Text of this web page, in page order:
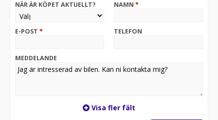
ägarens regi med bl.a. nya packboxar i mtotorn.
Nyservad av oss. Helt nytt bromsservo. Besiktad "för
Mycket dokumentation både ifrån Storbrittanien och
Hör av er för mer detaljer om denna trevliga bil!
NÄR ÄR KÖPET AKTUELLT? NAMN *
E-POST * TELEFON
MEDDELANDE
Visa fler fält